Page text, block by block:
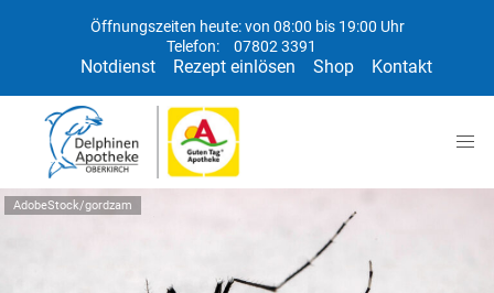
Öffnungszeiten heute: von 08:00 bis 19:00 Uhr
Telefon:
07802 3391
Notdienst Rezept einlösen Shop Kontakt
AdobeStock/gordzam